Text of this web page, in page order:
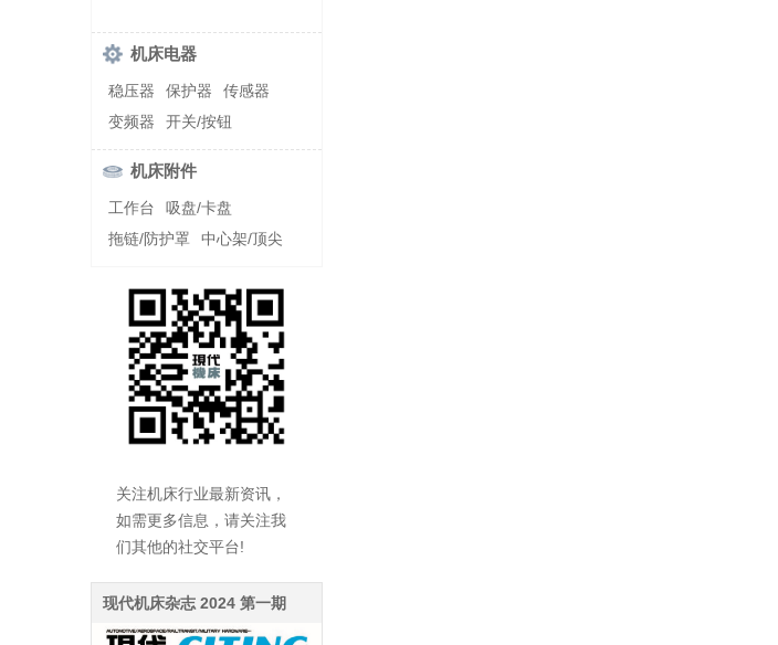
机床电器
稳压器 保护器
传感器
变频器
开关/按钮
机床附件
工作台
吸盘/卡盘
拖链/防护罩
中心架/顶尖
关注机床行业最新资讯，
如需更多信息，请关注我
们其他的社交平台!
现代机床杂志 2024 第一期